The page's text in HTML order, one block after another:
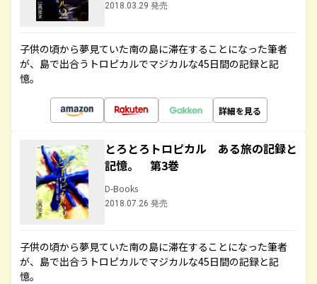
2018.03.29 発売
子供の頃から夢見ていた南の島に滞在することになった筆者
が、島で出合うトロピカルでマジカルな45日間の記録と記
憶。
詳細を見る
とろとろトロピカル ある旅の記録と
記憶。 第3巻
D-Books
2018.07.26 発売
子供の頃から夢見ていた南の島に滞在することになった筆者
が、島で出合うトロピカルでマジカルな45日間の記録と記
憶。